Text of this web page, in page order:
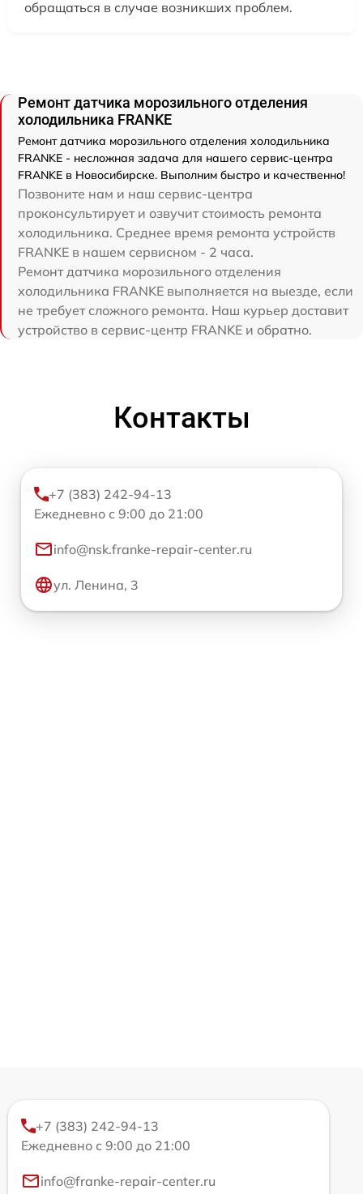
обращаться в случае возникших проблем.
Ремонт датчика морозильного отделения
холодильника FRANKE
Ремонт датчика морозильного отделения холодильника
FRANKE - несложная задача для нашего сервис-центра
FRANKE в Новосибирске. Выполним быстро и качественно!
Позвоните нам и наш сервис-центра
проконсультирует и озвучит стоимость ремонта
холодильника. Среднее время ремонта устройств
FRANKE в нашем сервисном - 2 часа.
Ремонт датчика морозильного отделения
холодильника FRANKE выполняется на выезде, если
не требует сложного ремонта. Наш курьер доставит
устройство в сервис-центр FRANKE и обратно.
Контакты
+7 (383) 242-94-13
Ежедневно с 9:00 до 21:00
info@nsk.franke-repair-center.ru
ул. Ленина, 3
+7 (383) 242-94-13
Ежедневно с 9:00 до 21:00
info@franke-repair-center.ru